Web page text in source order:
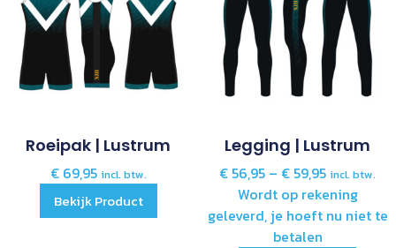
Roeipak | Lustrum
€69,95 incl. btw.
Bekijk Product
Legging | Lustrum
€ 56,95 – € 59,95 incl. btw.
Wordt op rekening
geleverd, je hoeft nu niet te
betalen